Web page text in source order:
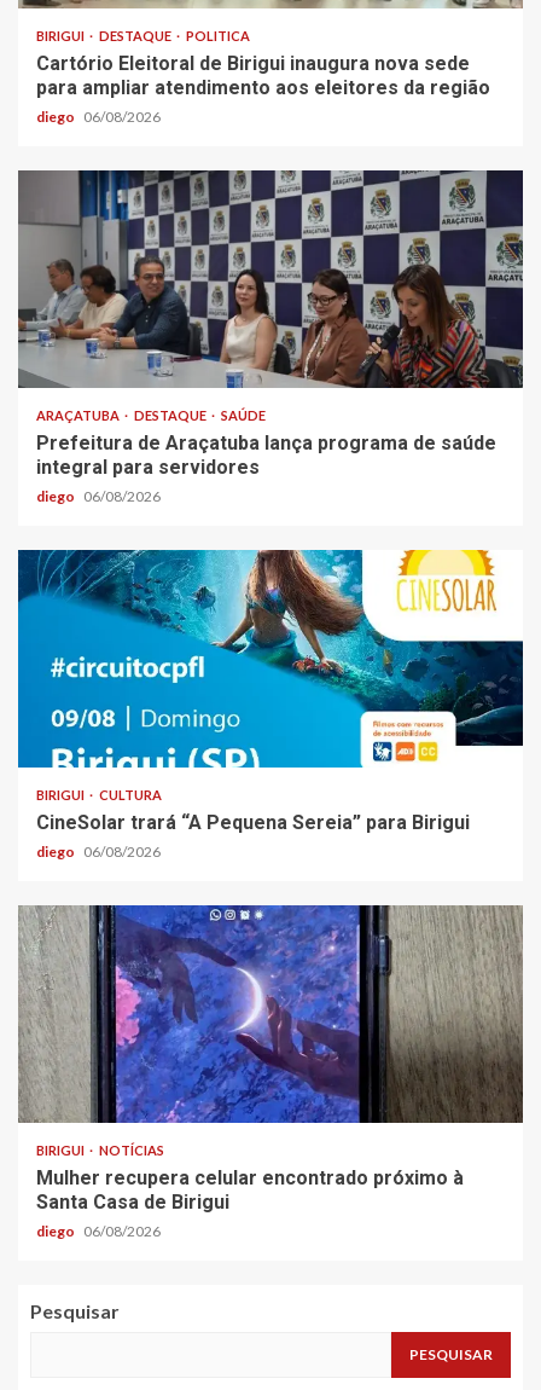
BIRIGUI DESTAQUE POLITICA
Cartório Eleitoral de Birigui inaugura nova sede
para ampliar atendimento aos eleitores da região
diego 06/08/2026
ARAÇATUBA DESTAQUE SAÚDE
Prefeitura de Araçatuba lança programa de saúde
integral para servidores
diego 06/08/2026
BIRIGUI CULTURA
CineSolar trará “A Pequena Sereia” para Birigui
diego 06/08/2026
BIRIGUI NOTÍCIAS
Mulher recupera celular encontrado próximo à
Santa Casa de Birigui
diego 06/08/2026
Pesquisar
PESQUISAR